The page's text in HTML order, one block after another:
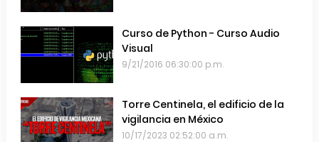
Curso de Python - Curso Audio
Visual
9/21/2016 06:30:00 p.m.
Torre Centinela, el edificio de la
vigilancia en México
10/17/2023 02:52:00 a.m.